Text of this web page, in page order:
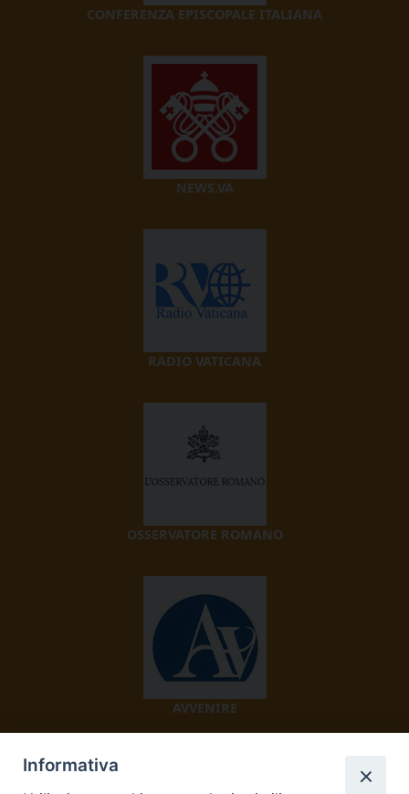
CONFERENZA EPISCOPALE ITALIANA
NEWS.VA
RADIO VATICANA
OSSERVATORE ROMANO
AVVENIRE
Informativa